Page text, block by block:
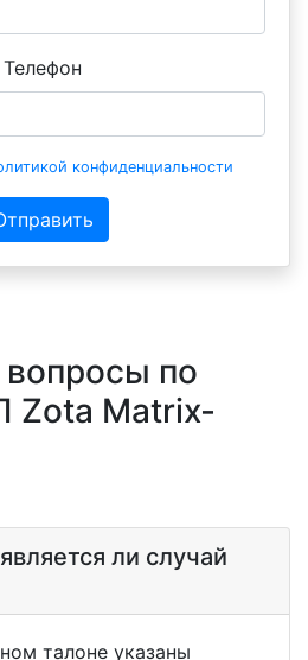
Телефон
конфиденциальности
по
Zota Matrix-
ли случай
талоне указаны